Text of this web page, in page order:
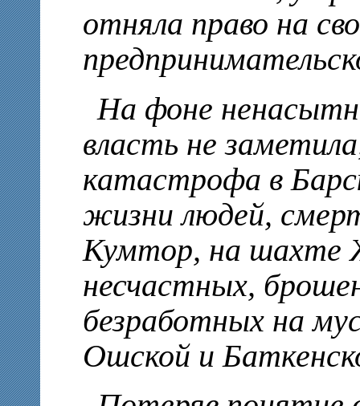
отняла право на
На фоне
власть не
катастрофа в
жизни людей,
Кумтор, на шахте
несчастных,
безработных на
Ошской и